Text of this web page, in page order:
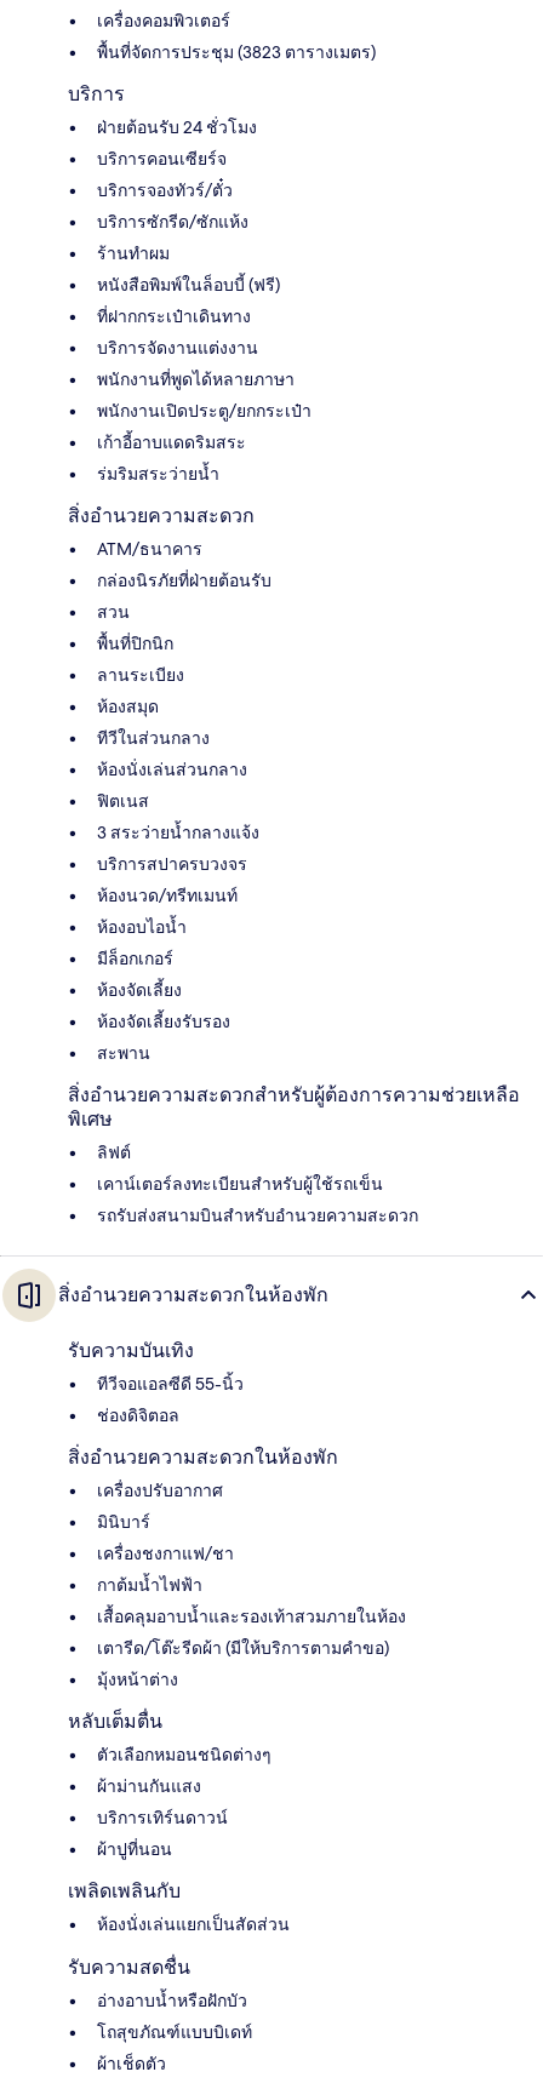
เครื่องคอมพิวเตอร์
พื้นที่จัดการประชุม (3823 ตารางเมตร)
บริการ
ฝ่ายต้อนรับ 24 ชั่วโมง
บริการคอนเซียร์จ
บริการจองทัวร์/ตั๋ว
บริการซักรีด/ซักแห้ง
ร้านทำผม
หนังสือพิมพ์ในล็อบบี้ (ฟรี)
ที่ฝากกระเป๋าเดินทาง
บริการจัดงานแต่งงาน
พนักงานที่พูดได้หลายภาษา
พนักงานเปิดประตู/ยกกระเป๋า
เก้าอี้อาบแดดริมสระ
ร่มริมสระว่ายน้ำ
สิ่งอำนวยความสะดวก
ATM/ธนาคาร
กล่องนิรภัยที่ฝ่ายต้อนรับ
สวน
พื้นที่ปิกนิก
ลานระเบียง
ห้องสมุด
ทีวีในส่วนกลาง
ห้องนั่งเล่นส่วนกลาง
ฟิตเนส
3 สระว่ายน้ำกลางแจ้ง
บริการสปาครบวงจร
ห้องนวด/ทรีทเมนท์
ห้องอบไอน้ำ
มีล็อกเกอร์
ห้องจัดเลี้ยง
ห้องจัดเลี้ยงรับรอง
สะพาน
สิ่งอำนวยความสะดวกสำหรับผู้ต้องการความช่วยเหลือ
พิเศษ
ลิฟต์
เคาน์เตอร์ลงทะเบียนสำหรับผู้ใช้รถเข็น
รถรับส่งสนามบินสำหรับอำนวยความสะดวก
สิ่งอำนวยความสะดวกในห้องพัก
รับความบันเทิง
ทีวีจอแอลซีดี 55-นิ้ว
ช่องดิจิตอล
สิ่งอำนวยความสะดวกในห้องพัก
เครื่องปรับอากาศ
มินิบาร์
เครื่องชงกาแฟ/ชา
กาต้มน้ำไฟฟ้า
เสื้อคลุมอาบน้ำและรองเท้าสวมภายในห้อง
เตารีด/โต๊ะรีดผ้า (มีให้บริการตามคำขอ)
มุ้งหน้าต่าง
หลับเต็มตื่น
ตัวเลือกหมอนชนิดต่างๆ
ผ้าม่านกันแสง
บริการเทิร์นดาวน์
ผ้าปูที่นอน
เพลิดเพลินกับ
ห้องนั่งเล่นแยกเป็นสัดส่วน
รับความสดชื่น
อ่างอาบน้ำหรือฝักบัว
โถสุขภัณฑ์แบบบิเดท์
ผ้าเช็ดตัว